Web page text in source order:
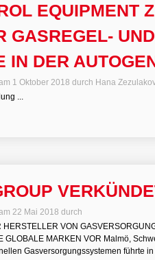
EQUIPMENT
GASREGEL-
IN DER
1 Oktober 2018 durch Hana
...
22 Mai 2018 durch
HERSTELLER VON
GLOBALE MARKEN VOR Malmö,
Gasversorgungssystemen führte